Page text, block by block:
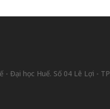
- Đại học Huế. Số 04 Lê Lợi - TP